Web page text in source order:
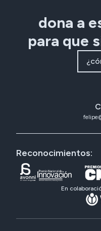
dona a
para que
Reconocimientos:
En